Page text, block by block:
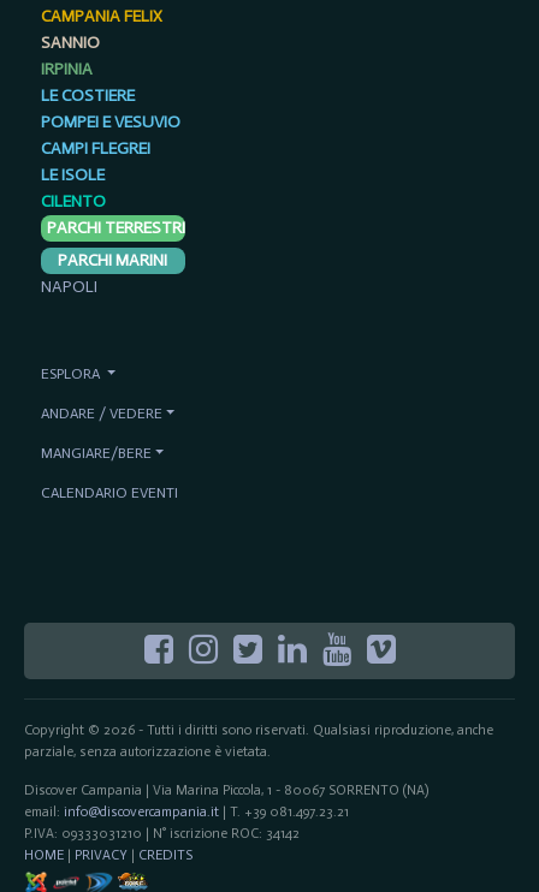
Copyright © 2026 - Tutti i diritti sono riservati. Qualsiasi riproduzione, anche
parziale, senza autorizzazione è vietata.
Discover Campania | Via Marina Piccola, 1 - 80067 SORRENTO (NA)
email: info@discovercampania.it| T. +39 081.497.23.21
P.IVA: 09333031210 | N° iscrizione ROC: 34142
HOME| PRIVACY | CREDITS
CAMPANIA FELIX
SANNIO
IRPINIA
LE COSTIERE
POMPEI E VESUVIO
CAMPI FLEGREI
LE ISOLE
CILENTO
PARCHI TERRESTRI
PARCHI MARINI
NAPOLI
ESPLORA
ANDARE / VEDERE
MANGIARE/BERE
CALENDARIO EVENTI